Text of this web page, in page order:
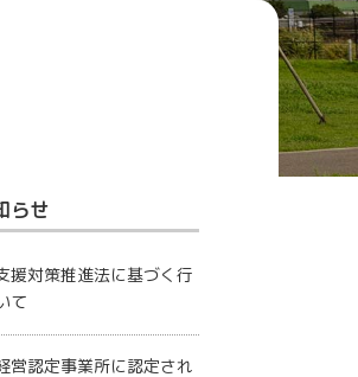
らせ
援対策推進法に基づく行
て
営認定事業所に認定され